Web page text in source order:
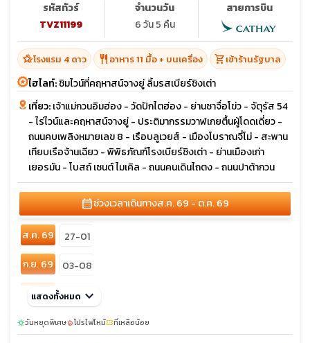
รหัสทัวร์
TVZ11199
จำนวนวัน
6 วัน 5 คืน
สายการบิน
hotel_classโรงแรม 4 ดาว restaurant อาหาร 11 มื้อ + บนเครื่อง shopping_cartเข้าร้านรัฐบาล
ไฮไลท์:ชิมไวน์ที่คฤหาสน์จางยู่ ลิ้มรสเบียร์ชิงเต่า
เที่ยว:เจ้าแม่กวนอิมฮ่อง - วัดปักไตฮ่อง - ย่านซาจื่อโข่ว - จัตุรัส 54
- ไร่ไวน์และคฤหาสน์จางยู่ - ประติมากรรมวาฬเกยตื้นผู้โดดเดี่ยว -
ถนนคบเพลิงหมายเลข 8 - เรือบลูเวยส์ - เมืองโบราณจี่โม่ - สะพาน
เทียบเรือจ้านเฉียว - พิพิธภัณฑ์โรงเบียร์ชิงเต่า - ย่านเมืองเก่า
เยอรมัน - โบสถ์ เซนต์ ไมเคิล - ถนนคนเดินไถตง - ถนนปาต้ากวน
calendar_monthช่วงเวลาเดินทางส.ค. 69 - ต.ค. 69
ส.ค. 69
27-01
ก.ย. 69
03-08
ต.ค. 69
08-13
แสดงทั้งหมด keyboard_arrow_down
sunnyวันหยุดพิเศษlocal_fire_departmentโปรไฟไหม้confirmation_numberที่เหลือน้อย